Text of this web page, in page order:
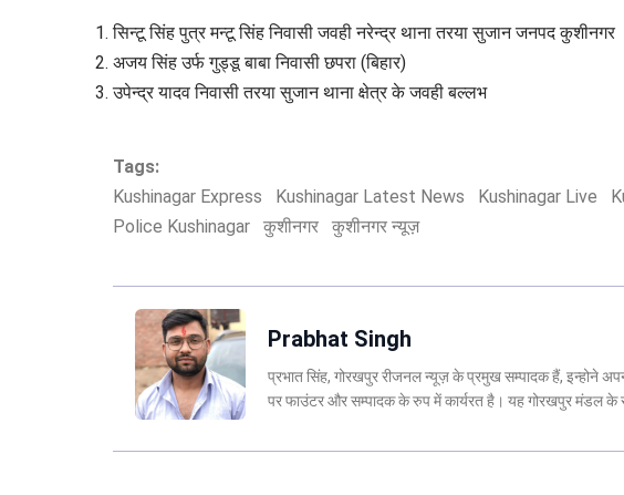
सिन्टू सिंह पुत्र मन्टू सिंह निवासी जवही नरेन्द्र थाना तरया सुजान जनपद कुशीनगर
अजय सिंह उर्फ गुड्डू बाबा निवासी छपरा (बिहार)
उपेन्द्र यादव निवासी तरया सुजान थाना क्षेत्र के जवही बल्लभ
Tags:
Kushinagar Express
Kushinagar Latest News Kushinagar Live
Police Kushinagar
कुशीनगर कुशीनगर न्यूज़
Prabhat Singh
प्रभात सिंह, गोरखपुर रीजनल न्यूज़ के प्रमुख सम्पादक हैं,
पर फाउंटर और सम्पादक के रुप में कार्यरत है। यह गोरखपुर मंडल के